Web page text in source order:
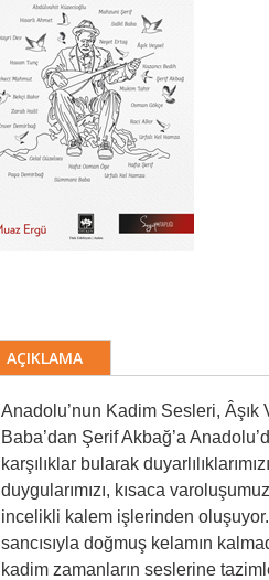
AÇIKLAMA
Anadolu’nun Kadim Sesleri, Âşık
Baba’dan Şerif Akbağ’a
karşılıklar bularak
duygularımızı, kısaca
incelikli kalem işlerinden oluşuyor.
sancısıyla doğmuş kelamın
kadim zamanların seslerine